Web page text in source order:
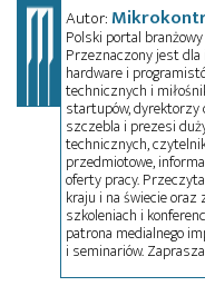
Autor:
Polski portal
Przeznaczony jest
hardware i
technicznych i
startupów, dyrektorzy
szczebla i prezesi
technicznych,
przedmiotowe,
oferty pracy.
kraju i na świecie
szkoleniach i
patrona medialnego
i seminariów.